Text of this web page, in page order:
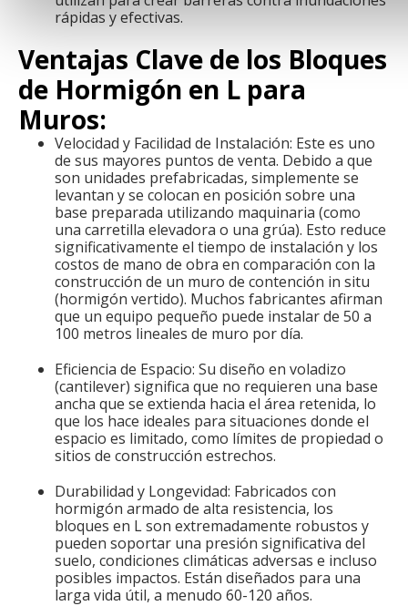
rápidas y efectivas.
Ventajas Clave de los Bloques
de Hormigón en L para
Muros:
Velocidad y Facilidad de Instalación: Este es uno
de sus mayores puntos de venta. Debido a que
son unidades prefabricadas, simplemente se
levantan y se colocan en posición sobre una
base preparada utilizando maquinaria (como
una carretilla elevadora o una grúa). Esto reduce
significativamente el tiempo de instalación y los
costos de mano de obra en comparación con la
construcción de un muro de contención in situ
(hormigón vertido). Muchos fabricantes afirman
que un equipo pequeño puede instalar de 50 a
100 metros lineales de muro por día.
Eficiencia de Espacio: Su diseño en voladizo
(cantilever) significa que no requieren una base
ancha que se extienda hacia el área retenida, lo
que los hace ideales para situaciones donde el
espacio es limitado, como límites de propiedad o
sitios de construcción estrechos.
Durabilidad y Longevidad: Fabricados con
hormigón armado de alta resistencia, los
bloques en L son extremadamente robustos y
pueden soportar una presión significativa del
suelo, condiciones climáticas adversas e incluso
posibles impactos. Están diseñados para una
larga vida útil, a menudo 60-120 años.